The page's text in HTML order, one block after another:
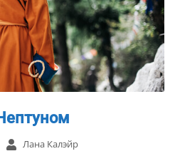
Лана Калэйр